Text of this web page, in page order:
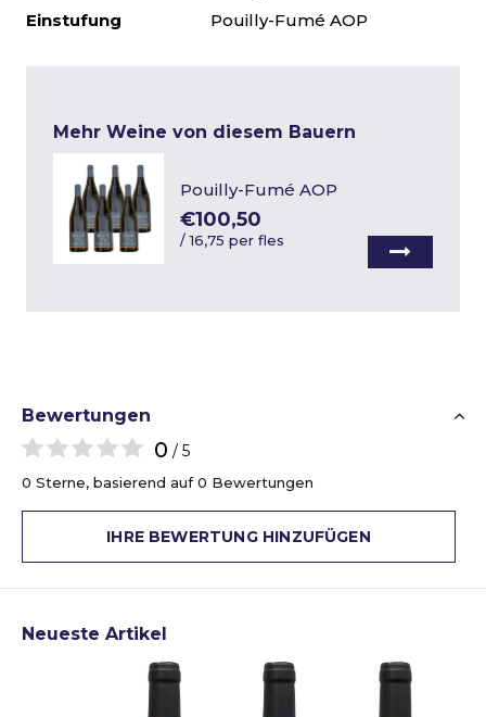
Einstufung
Pouilly-Fumé AOP
Mehr Weine von diesem Bauern
Pouilly-Fumé AOP
€100,50
/16,75 per fles
Bewertungen
0 / 5
0 Sterne, basierend auf 0 Bewertungen
IHRE BEWERTUNG HINZUFÜGEN
Neueste Artikel